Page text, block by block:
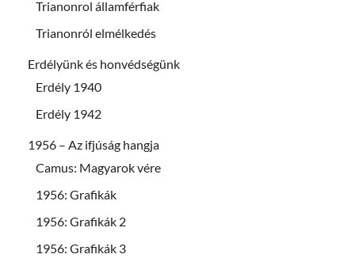
Trianonrol államférfiak
Trianonról elmélkedés
Erdélyünk és honvédségünk
Erdély 1940
Erdély 1942
1956 – Az ifjúság hangja
Camus: Magyarok vére
1956: Grafikák
1956: Grafikák 2
1956: Grafikák 3